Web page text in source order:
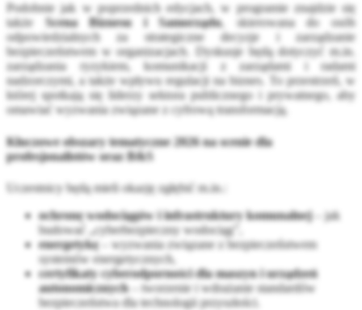
Podobnie jak w poprzednich edycjach, w programie znajdzie się
także
Scena Biznesu i Samorządu, skierowana do osób
odpowiedzialnych za strategiczne decyzje i zarządzanie
bezpieczeństwem w organizacjach. Dyskusje będą dotyczyć m.in.
zarządzania ryzykiem, komunikacji z zarządami i radami
nadzorczymi, a także wpływu regulacji na biznes. To przestrzeń, w
której spotkają się liderzy sektora publicznego i prywatnego, aby
omawiać wyzwania związane z cyfrową transformacją.
Kluczowe obszary tematyczne 2026 na scenie dla
profesjonalistów oraz B&S
Uczestnicy będą mieli okazję zgłębić m.in.:
ochronę wodociągów i infrastruktury komunalnej– jak
budować „cyberbezpieczny wodociąg”,
energetykę– wyzwania związane z bezpieczeństwem
systemów energetycznych,
certyfikaty cyberodporności dla maszyn i urządzeń
autonomicznych– tworzenie i wdrażanie standardów
bezpieczeństwa dla technologii przyszłości.